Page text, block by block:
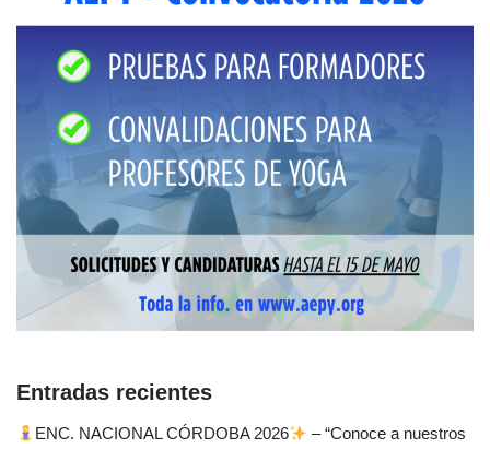
Entradas recientes
ENC. NACIONAL CÓRDOBA 2026
– “Conoce a nuestros